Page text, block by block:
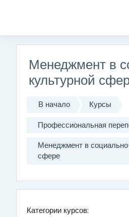
Менеджмент в
культурной
В начало Курсы
Профессиональная
Менеджмент в
сфере
Категории курсов: